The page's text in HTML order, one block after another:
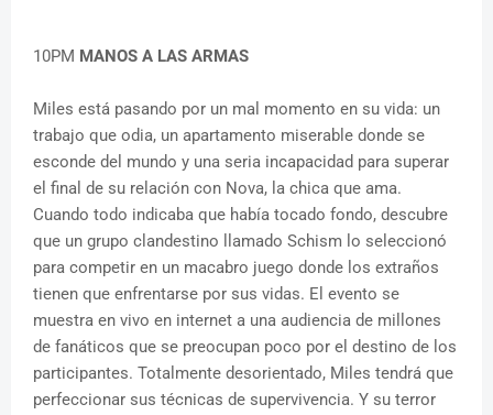
10PM MANOS A LAS ARMAS
Miles está pasando por un mal momento en su vida: un
trabajo que odia, un apartamento miserable donde se
esconde del mundo y una seria incapacidad para superar
el final de su relación con Nova, la chica que ama.
Cuando todo indicaba que había tocado fondo, descubre
que un grupo clandestino llamado Schism lo seleccionó
para competir en un macabro juego donde los extraños
tienen que enfrentarse por sus vidas. El evento se
muestra en vivo en internet a una audiencia de millones
de fanáticos que se preocupan poco por el destino de los
participantes. Totalmente desorientado, Miles tendrá que
perfeccionar sus técnicas de supervivencia. Y su terror